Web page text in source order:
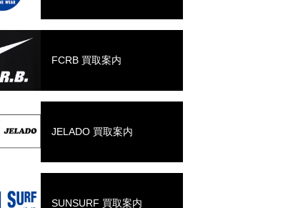
FCRB 買取案内
JELADO 買取案内
SUNSURF 買取案内